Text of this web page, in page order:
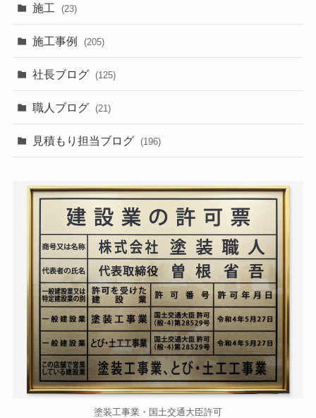
施工 (23)
施工事例 (205)
社長ブログ (125)
職人ブログ (21)
見積もり担当ブログ (196)
塗装工事業・国土交通大臣許可